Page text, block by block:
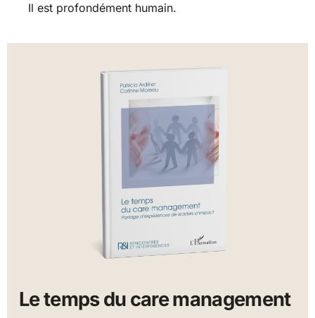
Il est profondément humain.
Le temps du care management